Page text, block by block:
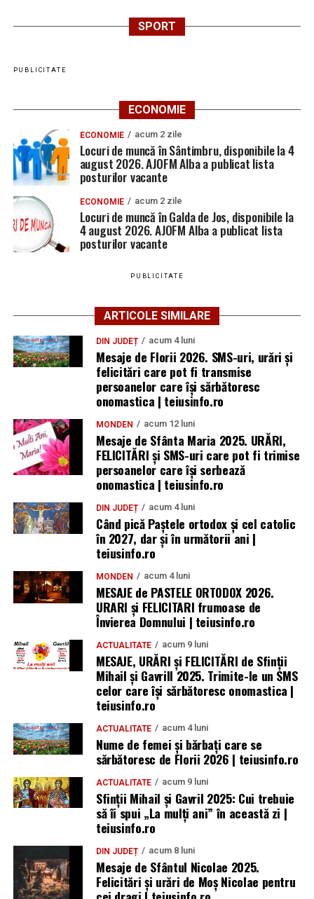
SPORT
PUBLICITATE
ECONOMIE
ECONOMIE acum 2 zile
Locuri de muncă în Sântimbru, disponibile la 4
august 2026. AJOFM Alba a publicat lista
posturilor vacante
ECONOMIE acum 2 zile
Locuri de muncă în Galda de Jos, disponibile la
4 august 2026. AJOFM Alba a publicat lista
posturilor vacante
PUBLICITATE
ARTICOLE SIMILARE
DIN JUDEȚ acum 4 luni
Mesaje de Florii 2026. SMS-uri, urări și
felicitări care pot fi transmise
persoanelor care îşi sărbătoresc
onomastica | teiusinfo.ro
MONDEN acum 12 luni
Mesaje de Sfânta Maria 2025. URĂRI,
FELICITĂRI și SMS-uri care pot fi trimise
persoanelor care își serbează
onomastica | teiusinfo.ro
DIN JUDEȚ acum 4 luni
Când pică Paștele ortodox și cel catolic
în 2027, dar și în următorii ani |
teiusinfo.ro
MONDEN acum 4 luni
MESAJE de PASTELE ORTODOX 2026.
URARI și FELICITARI frumoase de
Învierea Domnului | teiusinfo.ro
ACTUALITATE acum 9 luni
MESAJE, URĂRI și FELICITĂRI de Sfinții
Mihail și Gavrill 2025. Trimite-le un SMS
celor care își sărbătoresc onomastica |
teiusinfo.ro
ACTUALITATE acum 4 luni
Nume de femei și bărbați care se
sărbătoresc de Florii 2026 | teiusinfo.ro
ACTUALITATE acum 9 luni
Sfinții Mihail și Gavril 2025: Cui trebuie
să îi spui „La mulţi ani” în această zi |
teiusinfo.ro
DIN JUDEȚ acum 8 luni
Mesaje de Sfântul Nicolae 2025.
Felicitări și urări de Moș Nicolae pentru